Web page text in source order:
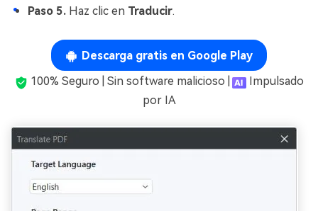
Paso 5. Haz clic en Traducir.
Descarga gratis en Google Play
100% Seguro | Sin software malicioso |
Impulsado
por IA